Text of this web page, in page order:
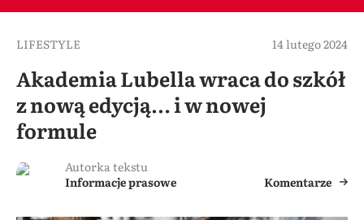
LIFESTYLE 14 lutego 2024
Akademia Lubella wraca do szkół
z nową edycją… i w nowej
formule
Autorka tekstu
Informacje prasowe
Komentarze